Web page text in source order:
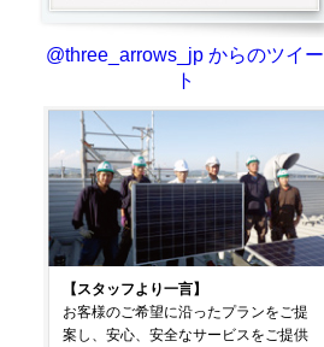
@three_arrows_jp からのツイー
ト
【スタッフより一言】
お客様のご希望に沿ったプランをご提
案し、安心、安全なサービスをご提供